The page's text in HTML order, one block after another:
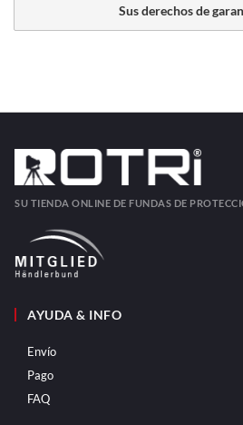
Sus derechos de
SU TIENDA ONLINE DE FUNDAS DE
AYUDA & INFO
Envío
Pago
FAQ